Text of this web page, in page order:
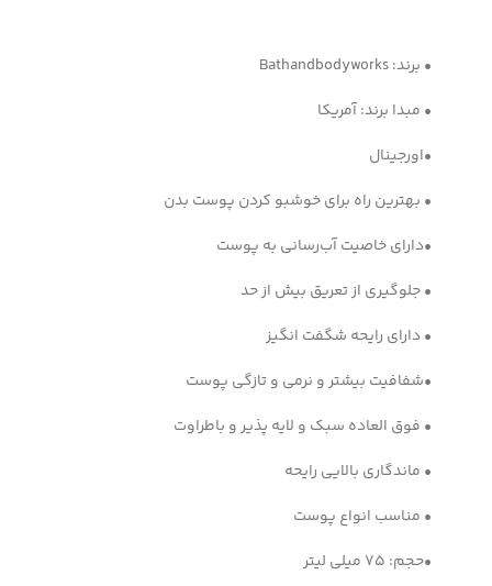
• برند: Bathandbodyworks
• مبدا برند: آمریکا
•اورجینال
• بهترین راه برای خوشبو کردن پوست بدن
•دارای خاصیت آب‌رسانی به پوست
• جلوگیری از تعریق بیش از حد
• دارای رایحه شگفت انگیز
•شفافیت بیشتر و نرمی و تازگی پوست
• فوق العاده سبک و لایه پذیر و باطراوت
• ماندگاری بالایی رایحه
• مناسب انواع پوست
•حجم: 75 میلی لیتر